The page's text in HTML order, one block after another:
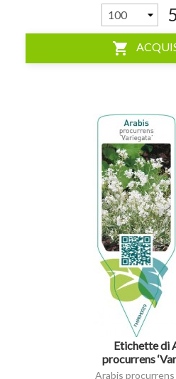
shopping_cart
Etichette di
procurrens
Arabis procurrens